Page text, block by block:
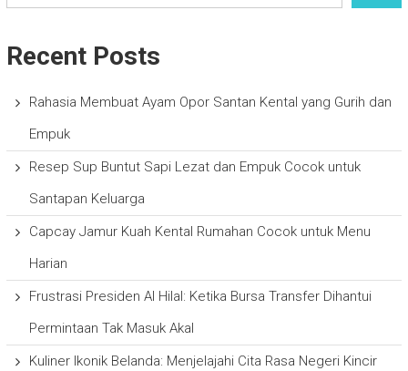
Recent Posts
Rahasia Membuat Ayam Opor Santan Kental yang Gurih dan
Empuk
Resep Sup Buntut Sapi Lezat dan Empuk Cocok untuk
Santapan Keluarga
Capcay Jamur Kuah Kental Rumahan Cocok untuk Menu
Harian
Frustrasi Presiden Al Hilal: Ketika Bursa Transfer Dihantui
Permintaan Tak Masuk Akal
Kuliner Ikonik Belanda: Menjelajahi Cita Rasa Negeri Kincir